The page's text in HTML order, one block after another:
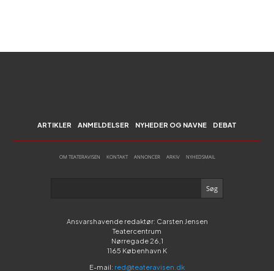
ARTIKLER ANMELDELSER NYHEDER OG NAVNE DEBAT
OM TEATERAVISEN KONTAKT ANNONCER ARKIV NYHEDSMAIL
Ansvarshavende redaktør: Carsten Jensen
Teatercentrum
Nørregade 26,1
1165 København K
E-mail: red@teateravisen.dk